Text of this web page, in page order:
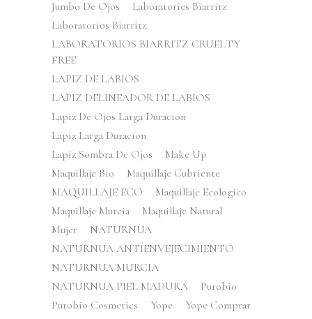
Jumbo De Ojos
Laboratories Biarritz
Laboratorios Biarritz
LABORATORIOS BIARRITZ CRUELTY
FREE
LAPIZ DE LABIOS
LAPIZ DELINEADOR DE LABIOS
Lapiz De Ojos Larga Duracion
Lapiz Larga Duracion
Lapiz Sombra De Ojos
Make Up
Maquillaje Bio
Maquillaje Cubriente
MAQUILLAJE ECO
Maquillaje Ecologico
Maquillaje Murcia
Maquillaje Natural
Mujer
NATURNUA
NATURNUA ANTIENVEJECIMIENTO
NATURNUA MURCIA
NATURNUA PIEL MADURA
Purobio
Purobio Cosmetics
Yope
Yope Comprar